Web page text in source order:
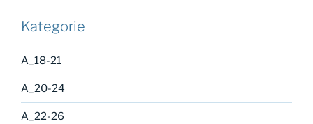
Kategorie
A_18-21
A_20-24
A_22-26